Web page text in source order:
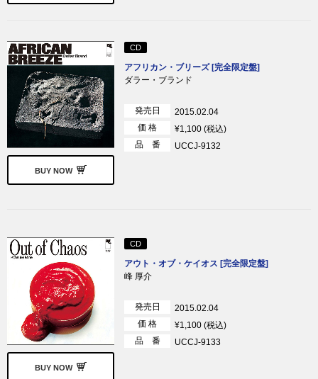
BUY NOW
CD
アフリカン・ブリーズ [完全限定盤]
ダラー・ブランド
発売日
2015.02.04
価 格
¥1,100 (税込)
品 番
UCCJ-9132
BUY NOW
CD
アウト・オブ・ケイオス [完全限定盤]
峰 厚介
発売日
2015.02.04
価 格
¥1,100 (税込)
品 番
UCCJ-9133